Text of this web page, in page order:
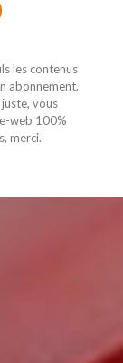
les contenus
abonnement.
vous
web 100%
merci.